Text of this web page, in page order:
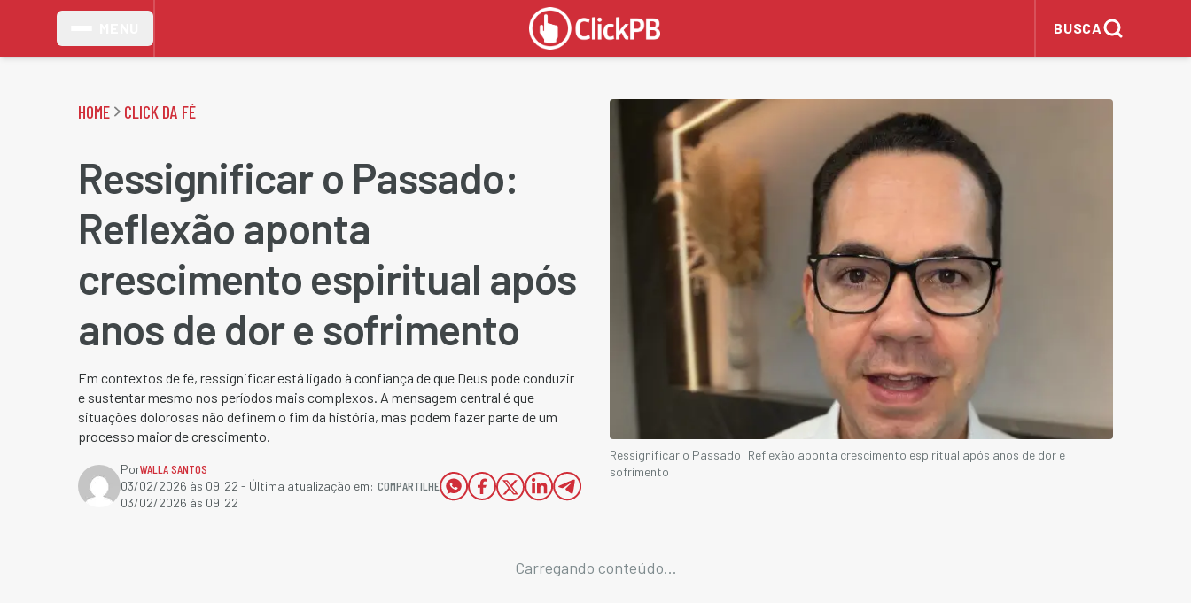
BUSCA
HOME CLICK DA FÉ
Ressignificar o Passado:
Reflexão aponta
crescimento espiritual após
anos de dor e sofrimento
Em contextos de fé, ressignificar está ligado à confiança de que Deus pode conduzir
e sustentar mesmo nos períodos mais complexos. A mensagem central é que
situações dolorosas não definem o fim da história, mas podem fazer parte de um
processo maior de crescimento.
PorWALLA SANTOS
03/02/2026 às 09:22 - Última atualização em:
03/02/2026 às 09:22
COMPARTILHE
Ressignificar o Passado: Reflexão aponta crescimento espiritual após anos de dor e
sofrimento
Carregando conteúdo...